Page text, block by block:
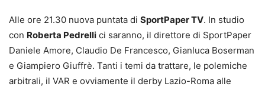
Alle ore 21.30 nuova puntata di SportPaper TV. In studio
con Roberta Pedrelli ci saranno, il direttore di SportPaper
Daniele Amore, Claudio De Francesco, Gianluca Boserman
e Giampiero Giuffrè. Tanti i temi da trattare, le polemiche
arbitrali, il VAR e ovviamente il derby Lazio-Roma alle